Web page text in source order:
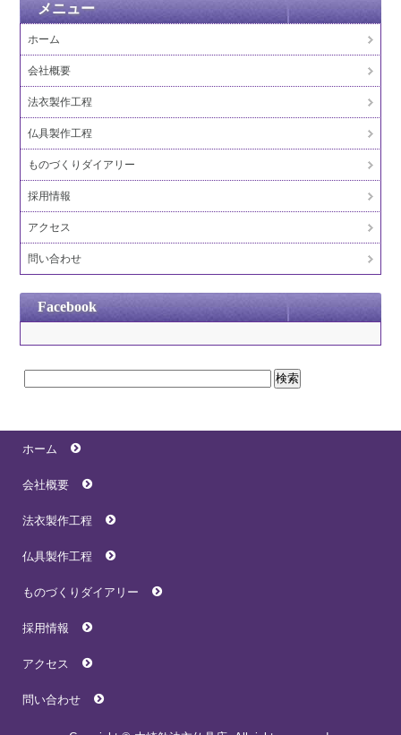
メニュー
ホーム
会社概要
法衣製作工程
仏具製作工程
ものづくりダイアリー
採用情報
アクセス
問い合わせ
Facebook
ホーム
会社概要
法衣製作工程
仏具製作工程
ものづくりダイアリー
採用情報
アクセス
問い合わせ